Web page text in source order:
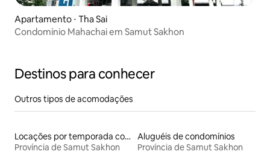
Apartamento ⋅ Tha Sai
Condomínio Mahachai em Samut Sakhon
Destinos para conhecer
Outros tipos de acomodações
Locações por temporada com piscina
Província de Samut Sakhon
Aluguéis de condomínios
Província de Samut Sakhon